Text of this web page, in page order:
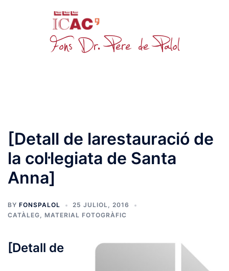
[Detall de larestauració de
la col·legiata de Santa
Anna]
BY FONSPALOL
25 JULIOL, 2016
CATÀLEG, MATERIAL FOTOGRÀFIC
[Detall de